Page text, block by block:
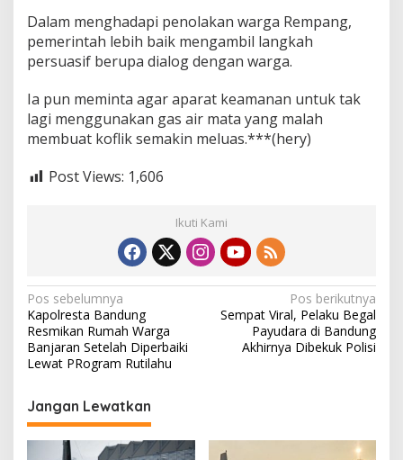
t
a
o
l
h
P
o
s
Dalam menghadapi penolakan warga Rempang,
pemerintah lebih baik mengambil langkah
persuasif berupa dialog dengan warga.
Ia pun meminta agar aparat keamanan untuk tak
lagi menggunakan gas air mata yang malah
membuat koflik semakin meluas.***(hery)
Post Views: 1,606
Ikuti Kami
N
a
v
g
a
Pos sebelumnya
Kapolresta Bandung
Resmikan Rumah Warga
Banjaran Setelah Diperbaiki
Lewat PRogram Rutilahu
Pos berikutnya
Sempat Viral, Pelaku Begal
Payudara di Bandung
Akhirnya Dibekuk Polisi
Jangan Lewatkan